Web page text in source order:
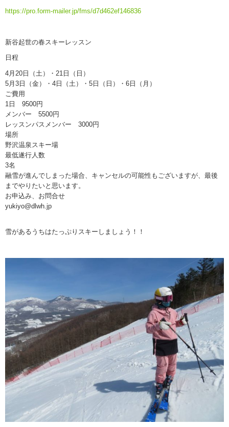
https://pro.form-mailer.jp/fms/d7d462ef146836
新谷起世の春スキーレッスン
日程
4月20日（土）・21日（日）
5月3日（金）・4日（土）・5日（日）・6日（月）
ご費用
1日 9500円
メンバー 5500円
レッスンパスメンバー 3000円
場所
野沢温泉スキー場
最低遂行人数
3名
融雪が進んでしまった場合、キャンセルの可能性もございますが、最後
までやりたいと思います。
お申込み、お問合せ
yukiyo@dlwh.jp
雪があるうちはたっぷりスキーしましょう！！